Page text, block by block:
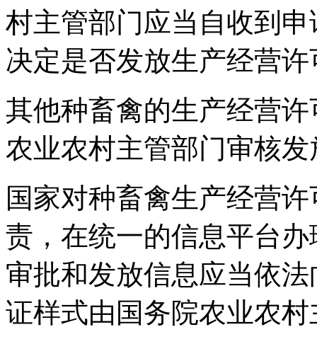
村主管部门应当自收到
决定是否发放生产经营许
其他种畜禽的生产经营
农业农村主管部门审核发
国家对种畜禽生产经营
责，在统一的信息平台
审批和发放信息应当依
证样式由国务院农业农